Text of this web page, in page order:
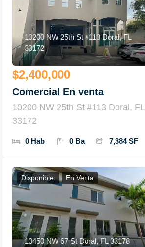
10200 NW 25th St #113 Doral, FL
33172
$2,400,000
Comercial En venta
10200 NW 25th St #113 Doral, FL
33172
0 Hab 0 Ba 7,384 SF
Disponible En Venta
10450 NW 67 St Doral, FL 33178